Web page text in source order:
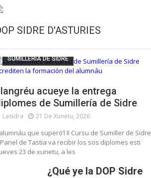
SIDRE D'ASTURIES
ESCUELA DE SUMILLERÍA DE LA SIDRE
SUMILLERÍA DE SIDRE
acueye la entrega
de Sumillería de Sidre
Lasidra 21 De Xunetu, 2026
que superó’l II Cursu de Sumiller de Sidre
de Tastia va recibir los sos diplomes esti
23 de xunetu, a les
¿Qué ye la DOP Sidre